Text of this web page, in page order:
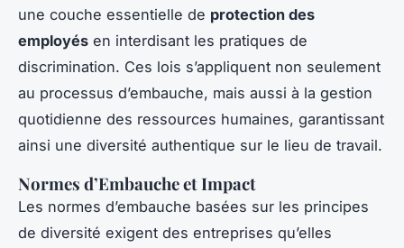
une couche essentielle de protection des
employés en interdisant les pratiques de
discrimination. Ces lois s’appliquent non seulement
au processus d’embauche, mais aussi à la gestion
quotidienne des ressources humaines, garantissant
ainsi une diversité authentique sur le lieu de travail.
Normes d’Embauche et Impact
Les normes d’embauche basées sur les principes
de diversité exigent des entreprises qu’elles